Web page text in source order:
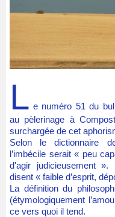
L e numéro 51 du
au pèlerinage à
surchargée de cet
Selon le dictionnaire
l’imbécile serait « peu
d'agir judicieusement ».
disent « faible d’esprit,
La définition du
(étymologiquement
ce vers quoi il tend.